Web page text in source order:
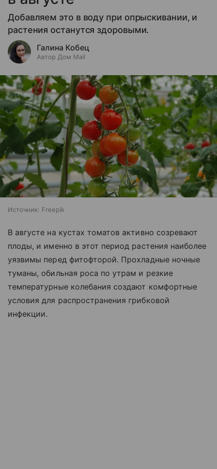
Добавляем это в воду при опрыскивании, и
растения останутся здоровыми.
Галина Кобец
Автор Дом Mail
Источник: Freepik
В августе на кустах томатов активно созревают
плоды, и именно в этот период растения наиболее
уязвимы перед фитофторой. Прохладные ночные
туманы, обильная роса по утрам и резкие
температурные колебания создают комфортные
условия для распространения грибковой
инфекции.